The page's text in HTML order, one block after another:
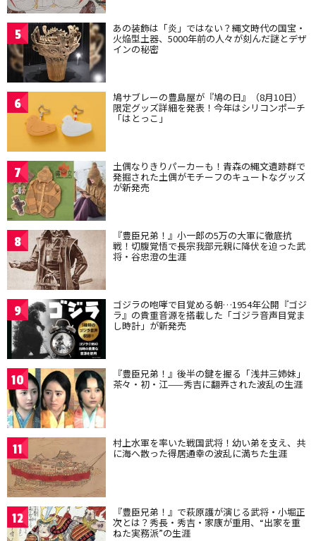
5 あの装飾は「炎」ではない？縄文時代の国宝・
火焔型土器、5000年前の人々が刻んだ謎とデザ
インの秘密
6 鳩サブレーの豊島屋が『鳩の日』（8月10日）
限定グッズ詳細を発表！今年はシリコンポーチ
「はとっこ」
7 土偶なりきりパーカーも！青森の縄文遺跡群で
発掘された土偶がモチーフのキュートなグッズ
が新発売
8 『豊臣兄弟！』小一郎の5万の大軍に徹底抗
戦！切腹覚悟で長宗我部元親に降伏を迫った武
将・谷忠澄の生涯
9 ゴジラの咆哮で目覚める朝…1954年公開『ゴジ
ラ』の貴重音源を搭載した「ゴジラ音声目覚ま
し時計」が新発売
10 『豊臣兄弟！』後半の鍵を握る「浅井三姉妹」
茶々・初・江——秀吉に翻弄された波乱の生涯
11 村上水軍を率いた戦国武将！幼い弟を支え、共
に海へ散った得居通幸の波乱に満ちた生涯
12 『豊臣兄弟！』で萩原護が演じる武将・小堀正
次とは？秀長・秀吉・家康が重用、“出家を重
ねた実務派”の生涯